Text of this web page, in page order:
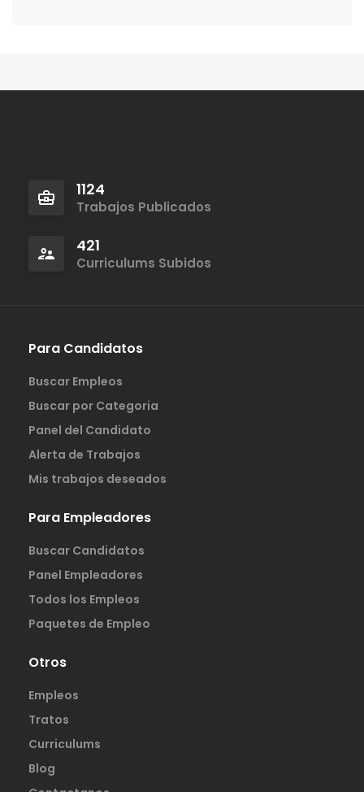
1124
Trabajos Publicados
421
Curriculums Subidos
Para Candidatos
Buscar Empleos
Buscar por Categoria
Panel del Candidato
Alerta de Trabajos
Mis trabajos deseados
Para Empleadores
Buscar Candidatos
Panel Empleadores
Todos los Empleos
Paquetes de Empleo
Otros
Empleos
Tratos
Curriculums
Blog